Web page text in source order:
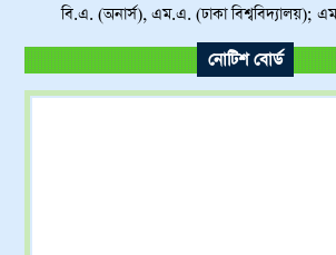
বি.এ. (অনার্স), এম.এ. (ঢাকা বিশ্ববিদ্যালয়);
নোটিশ বোর্ড